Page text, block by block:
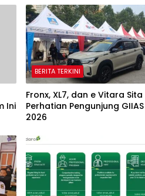
Ini
BERITA TERKINI
Fronx, XL7, dan e Vitara Sita
Perhatian Pengunjung GIIAS
2026